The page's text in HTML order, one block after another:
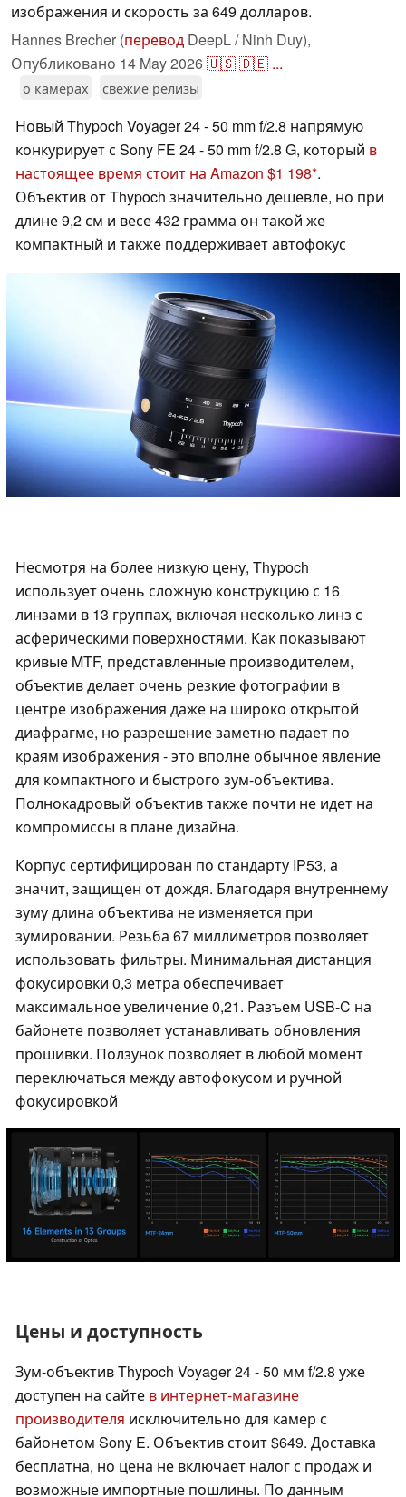
изображения и скорость за 649 долларов.
Hannes Brecher (перевод DeepL / Ninh Duy),
Опубликовано 14 May 2026🇺🇸🇩🇪 ...
о камерах свежие релизы
Новый Thypoch Voyager 24 - 50 mm f/2.8 напрямую
конкурирует с Sony FE 24 - 50 mm f/2.8 G, который в
настоящее время стоит на Amazon $1 198 .
Объектив от Thypoch значительно дешевле, но при
длине 9,2 см и весе 432 грамма он такой же
компактный и также поддерживает автофокус
Несмотря на более низкую цену, Thypoch
использует очень сложную конструкцию с 16
линзами в 13 группах, включая несколько линз с
асферическими поверхностями. Как показывают
кривые MTF, представленные производителем,
объектив делает очень резкие фотографии в
центре изображения даже на широко открытой
диафрагме, но разрешение заметно падает по
краям изображения - это вполне обычное явление
для компактного и быстрого зум-объектива.
Полнокадровый объектив также почти не идет на
компромиссы в плане дизайна.
Корпус сертифицирован по стандарту IP53, а
значит, защищен от дождя. Благодаря внутреннему
зуму длина объектива не изменяется при
зумировании. Резьба 67 миллиметров позволяет
использовать фильтры. Минимальная дистанция
фокусировки 0,3 метра обеспечивает
максимальное увеличение 0,21. Разъем USB-C на
байонете позволяет устанавливать обновления
прошивки. Ползунок позволяет в любой момент
переключаться между автофокусом и ручной
фокусировкой
Цены и доступность
Зум-объектив Thypoch Voyager 24 - 50 мм f/2.8 уже
доступен на сайте в интернет-магазине
производителя исключительно для камер с
байонетом Sony E. Объектив стоит $649. Доставка
бесплатна, но цена не включает налог с продаж и
возможные импортные пошлины. По данным